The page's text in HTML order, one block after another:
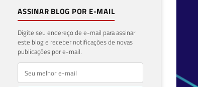
ASSINAR BLOG POR E-MAIL
Digite seu endereço de e-mail para assinar
este blog e receber notificações de novas
publicações por e-mail.
E-mail